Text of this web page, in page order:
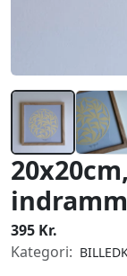
395 Kr.
Kategori: